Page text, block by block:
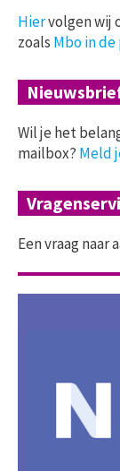
Hiervolgen wij
zoals Mbo in
Wil je het
mailbox? Meld
Een vraag naar